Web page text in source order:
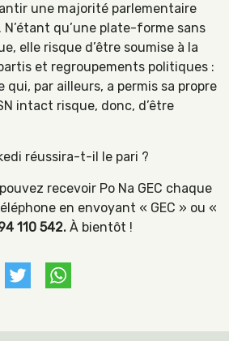
une majorité parlementaire
qu’une plate-forme sans
elle risque d’être soumise à la
et regroupements politiques :
par ailleurs, a permis sa propre
intact risque, donc, d’être
réussira-t-il le pari ?
recevoir Po Na GEC chaque
en envoyant « GEC » ou «
110 542. À bientôt !
Facebook
Twitter